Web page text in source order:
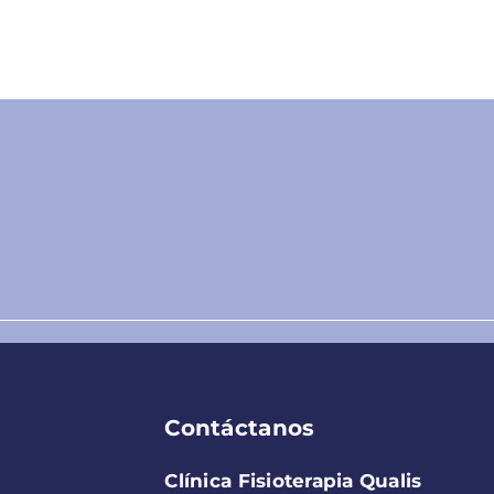
Contáctanos
Clínica Fisioterapia Qualis